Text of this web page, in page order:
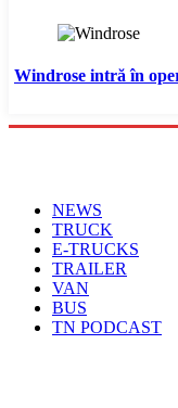
Windrose intră în
NEWS
TRUCK
E-TRUCKS
TRAILER
VAN
BUS
TN PODCAST